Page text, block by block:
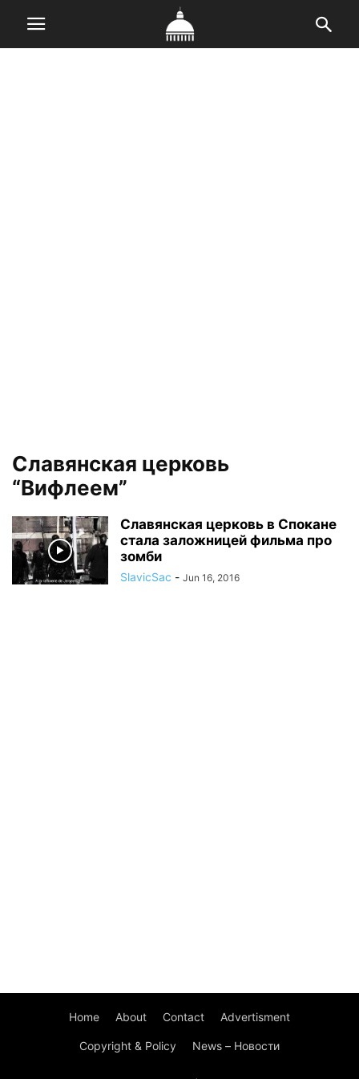
Славянская церковь
“Вифлеем”
Славянская церковь в Спокане
стала заложницей фильма про
зомби
SlavicSac - Jun 16, 2016
Home About Contact Advertisment
Copyright & Policy News – Новости